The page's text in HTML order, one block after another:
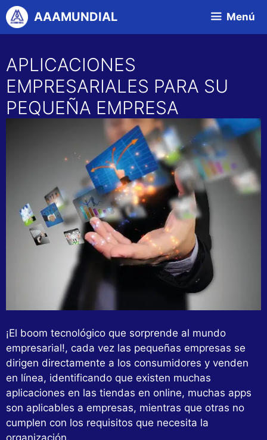
Saltar
al
contenido
AAAMUNDIAL Menú
APLICACIONES
EMPRESARIALES PARA SU
PEQUEÑA EMPRESA
¡El boom tecnológico que sorprende al mundo
empresarial!, cada vez las pequeñas empresas se
dirigen directamente a los consumidores y venden
en línea, identificando que existen muchas
aplicaciones en las tiendas en online, muchas apps
son aplicables a empresas, mientras que otras no
cumplen con los requisitos que necesita la
organización.